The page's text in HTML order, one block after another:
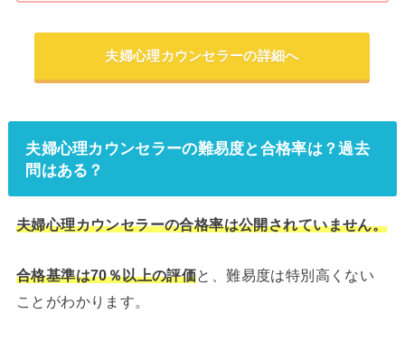
夫婦心理カウンセラーの詳細へ
夫婦心理カウンセラーの難易度と合格率は？過去
問はある？
夫婦心理カウンセラーの合格率は公開されていません。
合格基準は70％以上の評価と、難易度は特別高くない
ことがわかります。